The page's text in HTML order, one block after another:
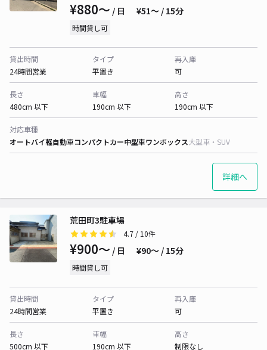
¥880〜 / 日 ¥51〜 / 15分
時間貸し可
貸出時間
24時間営業
タイプ
平置き
再入庫
可
長さ
480cm 以下
車幅
190cm 以下
高さ
190cm 以下
対応車種
オートバイ軽自動車コンパクトカー中型車ワンボックス大型車・SUV
詳細へ
荒田町3駐車場
4.7 / 10件
¥900〜 / 日 ¥90〜 / 15分
時間貸し可
貸出時間
24時間営業
タイプ
平置き
再入庫
可
長さ
500cm 以下
車幅
190cm 以下
高さ
制限なし